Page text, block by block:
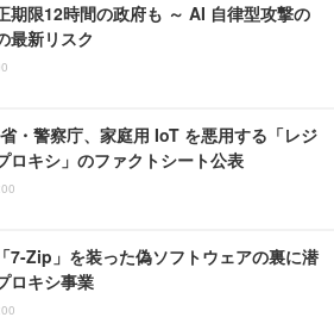
期限12時間の政府も ～ AI 自律型攻撃の
最新リスク
・警察庁、家庭用 IoT を悪用する「レジ
ロキシ」のファクトシート公表
7-Zip」を装った偽ソフトウェアの裏に潜
ロキシ事業